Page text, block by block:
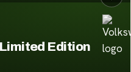
Edition